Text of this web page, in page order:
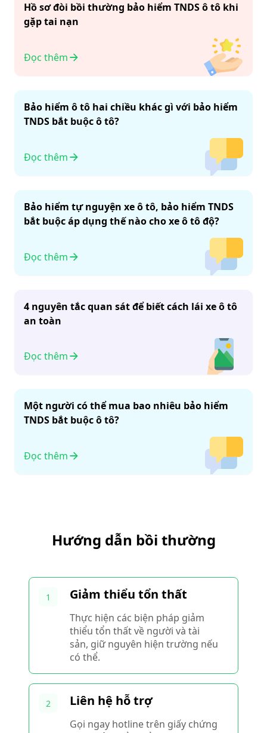
Hồ sơ đòi bồi thường bảo hiểm TNDS ô tô khi
gặp tai nạn
Đọc thêm
Bảo hiểm ô tô hai chiều khác gì với bảo hiểm
TNDS bắt buộc ô tô?
Đọc thêm
Bảo hiểm tự nguyện xe ô tô, bảo hiểm TNDS
bắt buộc áp dụng thế nào cho xe ô tô độ?
Đọc thêm
4 nguyên tắc quan sát để biết cách lái xe ô tô
an toàn
Đọc thêm
Một người có thể mua bao nhiêu bảo hiểm
TNDS bắt buộc ô tô?
Đọc thêm
Hướng dẫn bồi thường
1 Giảm thiểu tổn thất
Thực hiện các biện pháp giảm
thiểu tổn thất về người và tài
sản, giữ nguyên hiện trường nếu
có thể.
2 Liên hệ hỗ trợ
Gọi ngay hotline trên giấy chứng